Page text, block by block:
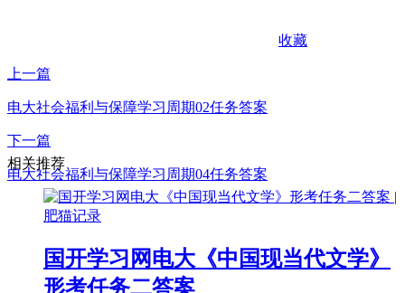
收藏
上一篇
电大社会福利与保障学习周期02任务答案
下一篇
电大社会福利与保障学习周期04任务答案
相关推荐
国开学习网电大《中国现当代文学》
形考任务二答案